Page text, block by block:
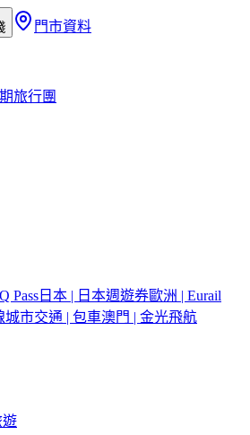
門市資料
旅行團
Pass 日本 | 日本週遊券歐洲 | Eurail
城市交通 | 包車澳門 | 金光飛航
遊